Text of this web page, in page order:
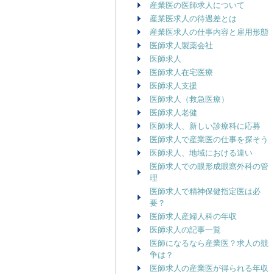
産業医の医師求人について
産業医求人の待遇差とは
産業医求人の仕事内容と雇用形態
医師求人製薬会社
医師求人
医師求人在宅医療
医師求人支援
医師求人（救急医療）
医師求人老健
医師求人、新しい診療科に応募
医師求人で産業医の仕事を探そう
医師求人、地域における違い
医師求人での眼形成眼窩外科の管
理
医師求人で精神保健指定医は必
要？
医師求人産婦人科の年収
医師求人の記事一覧
医師になるなら産業医？求人の競
争は？
医師求人の産業医が得られる年収